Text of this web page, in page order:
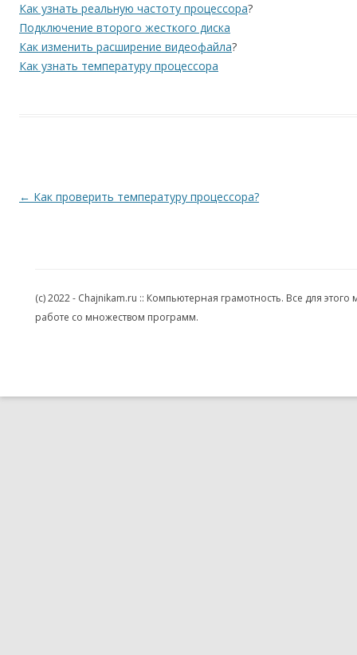
Как узнать реальную частоту процессора?
Подключение второго жесткого диска
Как изменить расширение видеофайла?
Как узнать температуру процессора
Навигация по записям
← Как проверить температуру процессора?
(c) 2022 - Chajnikam.ru :: Компьютерная грамотность. Все для
работе со множеством программ.